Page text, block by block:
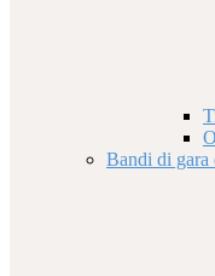
Bandi di gara